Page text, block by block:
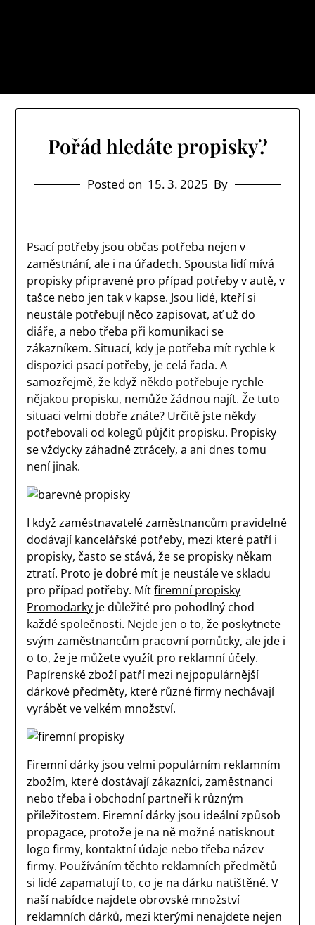
Pořád hledáte propisky?
Posted on 15. 3. 2025 By
Psací potřeby jsou občas potřeba nejen v
zaměstnání, ale i na úřadech. Spousta lidí mívá
propisky připravené pro případ potřeby v autě, v
tašce nebo jen tak v kapse. Jsou lidé, kteří si
neustále potřebují něco zapisovat, ať už do
diáře, a nebo třeba při komunikaci se
zákazníkem. Situací, kdy je potřeba mít rychle k
dispozici psací potřeby, je celá řada. A
samozřejmě, že když někdo potřebuje rychle
nějakou propisku, nemůže žádnou najít. Že tuto
situaci velmi dobře znáte? Určitě jste někdy
potřebovali od kolegů půjčit propisku. Propisky
se vždycky záhadně ztrácely, a ani dnes tomu
není jinak.
I když zaměstnavatelé zaměstnancům pravidelně
dodávají kancelářské potřeby, mezi které patří i
propisky, často se stává, že se propisky někam
ztratí. Proto je dobré mít je neustále ve skladu
pro případ potřeby. Mítfiremní propisky
Promodarky je důležité pro pohodlný chod
každé společnosti. Nejde jen o to, že poskytnete
svým zaměstnancům pracovní pomůcky, ale jde i
o to, že je můžete využít pro reklamní účely.
Papírenské zboží patří mezi nejpopulárnější
dárkové předměty, které různé firmy nechávají
vyrábět ve velkém množství.
Firemní dárky jsou velmi populárním reklamním
zbožím, které dostávají zákazníci, zaměstnanci
nebo třeba i obchodní partneři k různým
příležitostem. Firemní dárky jsou ideální způsob
propagace, protože je na ně možné natisknout
logo firmy, kontaktní údaje nebo třeba název
firmy. Používáním těchto reklamních předmětů
si lidé zapamatují to, co je na dárku natištěné. V
naší nabídce najdete obrovské množství
reklamních dárků, mezi kterými nenajdete nejen